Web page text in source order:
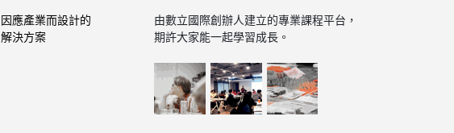
因應產業而設計的
解決方案
由數立國際創辦人建立的專業課程平台，
期許大家能一起學習成長。